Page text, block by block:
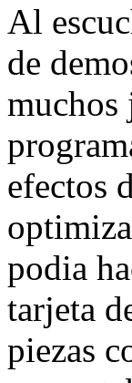
Al
de
muchos
efectos
podia
tarjeta
piezas